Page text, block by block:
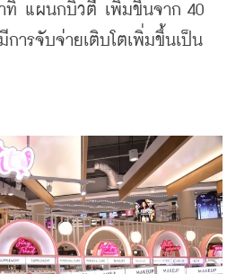
ทิ แผนกบิวตี้ เพิ่มขึ้นจาก 40
ารจับจ่ายเติบโตเพิ่มขึ้นเป็น